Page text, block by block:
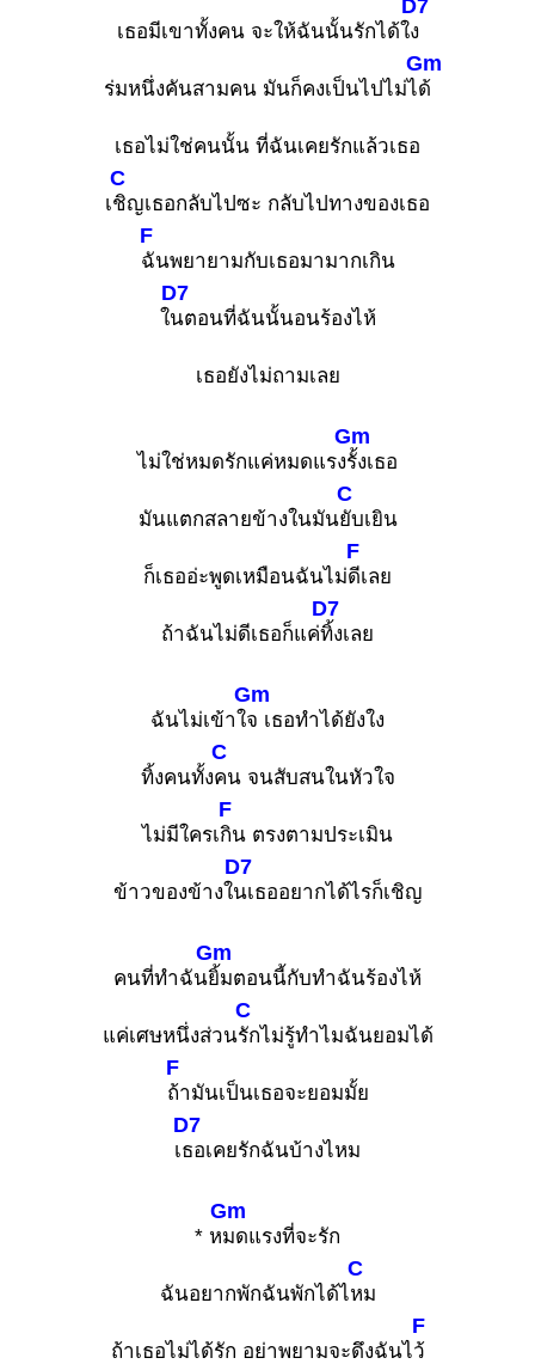
เธอมีเขาทั้งคน จะให้ฉันนั้นรักได้ใ
D7
ง
ร่มหนึ่งคันสามคน มันก็คงเป็นไปไม่ไ
Gm
ด้
เธอไม่ใช่คนนั้น ที่ฉันเคยรักแล้วเธอ
เ
C
ชิญเธอกลับไปซะ กลับไปทางของเธอ
F
ฉันพยายามกับเธอมามากเกิน
ใ
D7
นตอนที่ฉันนั้นอนร้องไห้
เธอยังไม่ถามเลย
ไม่ใช่หมดรักแค่หมดแรง
Gm
รั้งเธอ
มันแตกสลายข้างในมัน
C
ยับเยิน
ก็เธออ่ะพูดเหมือนฉันไม่
F
ดีเลย
ถ้าฉันไม่ดีเธอก็แค่
D7
ทิ้งเลย
ฉันไม่เข้าใ
Gm
จ เธอทำได้ยังใง
ทิ้งคนทั้ง
C
คน จนสับสนในหัวใจ
ไม่มีใครเ
F
กิน ตรงตามประเมิน
ข้าวของข้างใ
D7
นเธออยากได้ไรก็เชิญ
คนที่ทำฉัน
Gm
ยิ้มตอนนี้กับทำฉันร้องไห้
แค่เศษหนึ่งส่วน
C
รักไม่รู้ทำไมฉันยอมได้
F
ถ้ามันเป็นเธอจะยอมมั้ย
เ
D7
ธอเคยรักฉันบ้างไหม
* ห
Gm
มดแรงที่จะรัก
ฉันอยากพักฉันพักได้ไ
C
หม
ถ้าเธอไม่ได้รัก อย่าพยามจะดึงฉันไ
F
ว้